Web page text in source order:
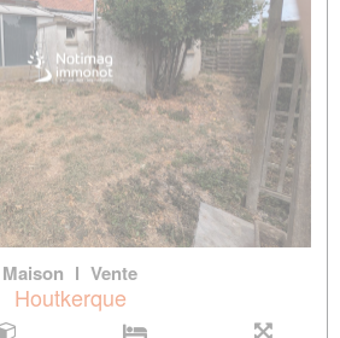
Maison l Vente
Houtkerque